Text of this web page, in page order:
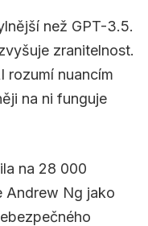
než GPT-3.5.
zranitelnost.
rozumí nuancím
na ni funguje
na 28 000
Andrew Ng jako